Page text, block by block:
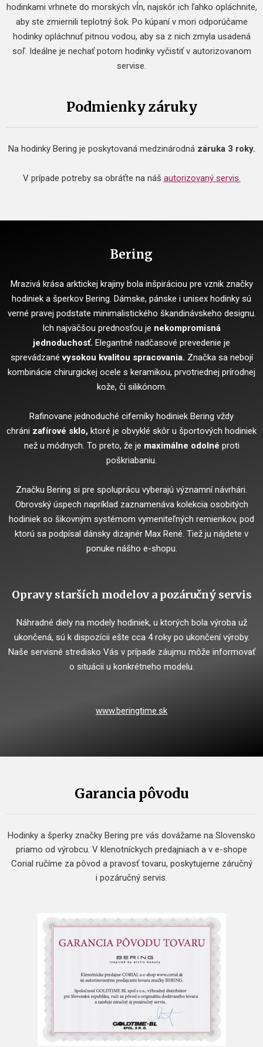
hodinkami vrhnete do morských vĺn, najskôr ich ľahko opláchnite,
aby ste zmiernili teplotný šok. Po kúpaní v mori odporúčame
hodinky opláchnuť pitnou vodou, aby sa z nich zmyla usadená
soľ. Ideálne je nechať potom hodinky vyčistiť v autorizovanom
servise.
Podmienky záruky
Na hodinky Bering je poskytovaná medzinárodnázáruka 3 roky.
V prípade potreby sa obráťte na náš autorizovaný servis.
Bering
Mrazivá krása arktickej krajiny bola inšpiráciou pre vznik značky
hodiniek a šperkov Bering. Dámske, pánske i unisex hodinky sú
verné pravej podstate minimalistického škandinávskeho designu.
Ich najväčšou prednosťou je nekompromisná
jednoduchosť. Elegantné nadčasové prevedenie je
sprevádzanévysokou kvalitou spracovania. Značka sa nebojí
kombinácie chirurgickej ocele s keramikou, prvotriednej prírodnej
kože, či silikónom.
Rafinovane jednoduché ciferníky hodiniek Bering vždy
chráni zafírové sklo, ktoré je obvyklé skôr u športových hodiniek
než u módnych. To preto, že je maximálne odolné proti
poškriabaniu.
Značku Bering si pre spoluprácu vyberajú významní návrhári.
Obrovský úspech napríklad zaznamenáva kolekcia osobitých
hodiniek so šikovným systémom vymeniteľných remienkov, pod
ktorú sa podpísal dánsky dizajnér Max René. Tiež ju nájdete v
ponuke nášho e-shopu.
Opravy starších modelov a pozáručný servis
Náhradné diely na modely hodiniek, u ktorých bola výroba už
ukončená, sú k dispozícii ešte cca 4 roky po ukončení výroby.
Naše servisné stredisko Vás v prípade záujmu môže informovať
o situácii u konkrétneho modelu.
www.beringtime.sk
Garancia pôvodu
Hodinky a šperky značky Bering pre vás dovážame na Slovensko
priamo od výrobcu. V klenotníckych predajniach a v e-shope
Corial ručíme za pôvod a pravosť tovaru, poskytujeme záručný
i pozáručný servis.